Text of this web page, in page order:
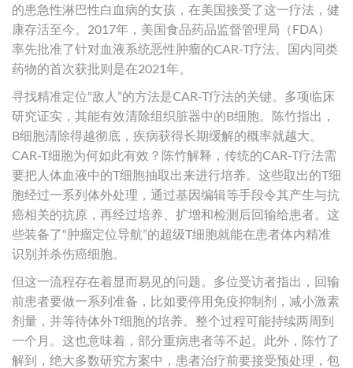
的患急性淋巴性白血病的女孩，在美国接受了这一疗法，健
康存活至今。2017年，美国食品药品监督管理局（FDA）
率先批准了针对血液系统恶性肿瘤的CAR-T疗法。国内同类
药物的首次获批则是在2021年。
寻找精准定位“敌人”的方法是CAR-T疗法的关键。多项临床
研究证实，其能有效清除组织脏器中的B细胞。陈竹指出，
B细胞清除得越彻底，疾病获得长期缓解的概率就越大。
CAR-T细胞为何如此有效？陈竹解释，传统的CAR-T疗法需
要把人体血液中的T细胞抽取出来进行培养。这些取出的T细
胞经过一系列体外处理，通过基因编辑等手段令其产生与抗
癌相关的抗原，再经过培养、扩增和检测后回输给患者。这
些装备了“肿瘤定位导航”的超级T细胞就能在患者体内精准
识别并杀伤癌细胞。
但这一流程存在着显而易见的问题。多位受访者指出，回输
前患者要做一系列准备，比如要停用免疫抑制剂，减小激素
剂量，并等待体外T细胞的培养。整个过程可能持续两周到
一个月。这也意味着，部分重病患者等不起。此外，陈竹了
解到，绝大多数研究方案中，患者治疗前要接受预处理，包